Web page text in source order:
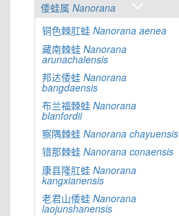
倭蛙属 Nanorana
铜色棘肛蛙 Nanorana aenea
藏南棘蛙 Nanorana
arunachalensis
邦达倭蛙 Nanorana
bangdaensis
布兰福棘蛙 Nanorana
blanfordii
察隅棘蛙 Nanorana chayuensis
错那棘蛙 Nanorana conaensis
康县隆肛蛙 Nanorana
kangxianensis
老君山倭蛙 Nanorana
laojunshanensis